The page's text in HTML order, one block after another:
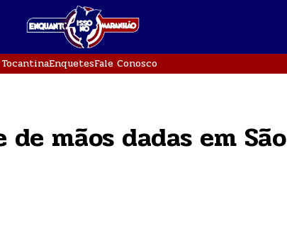
EnquetesFale Conosco
mãos dadas em São